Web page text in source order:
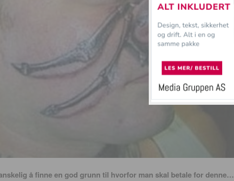
å finne en god grunn til hvorfor man skal betale for denne…